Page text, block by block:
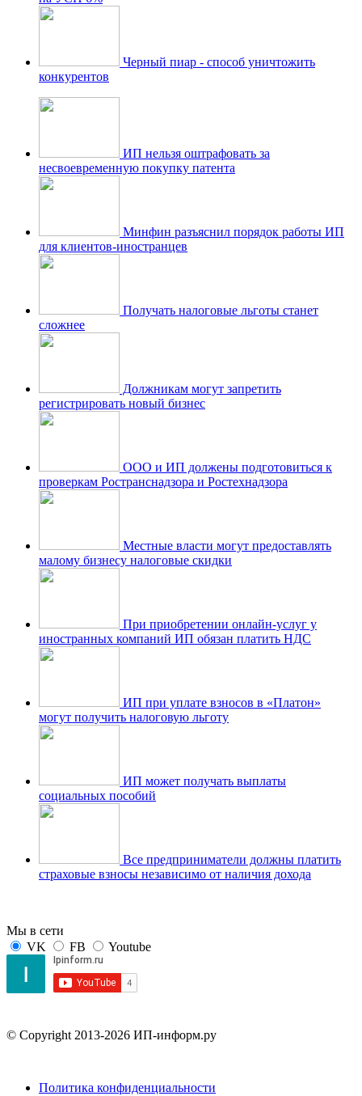
Черный пиар - способ уничтожить
конкурентов
ИП нельзя оштрафовать за
несвоевременную покупку патента
Минфин разъяснил порядок работы ИП
для клиентов-иностранцев
Получать налоговые льготы станет
сложнее
Должникам могут запретить
регистрировать новый бизнес
ООО и ИП должены подготовиться к
проверкам Ространснадзора и Ростехнадзора
Местные власти могут предоставлять
малому бизнесу налоговые скидки
При приобретении онлайн-услуг у
иностранных компаний ИП обязан платить НДС
ИП при уплате взносов в «Платон»
могут получить налоговую льготу
ИП может получать выплаты
социальных пособий
Все предприниматели должны платить
страховые взносы независимо от наличия дохода
Мы в сети
VK
FB Youtube
© Copyright 2013-2026 ИП-информ.ру
Политика конфиденциальности